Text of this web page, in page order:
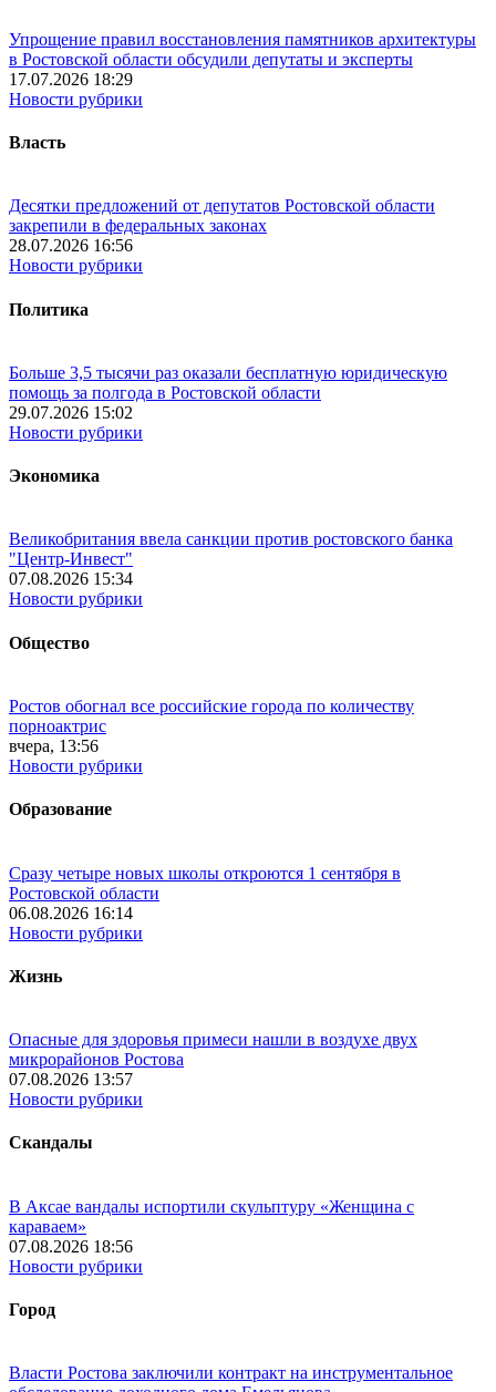
Упрощение правил восстановления памятников архитектуры
в Ростовской области обсудили депутаты и эксперты
17.07.2026 18:29
Новости рубрики
Власть
Десятки предложений от депутатов Ростовской области
закрепили в федеральных законах
28.07.2026 16:56
Новости рубрики
Политика
Больше 3,5 тысячи раз оказали бесплатную юридическую
помощь за полгода в Ростовской области
29.07.2026 15:02
Новости рубрики
Экономика
Великобритания ввела санкции против ростовского банка
"Центр-Инвест"
07.08.2026 15:34
Новости рубрики
Общество
Ростов обогнал все российские города по количеству
порноактрис
вчера, 13:56
Новости рубрики
Образование
Сразу четыре новых школы откроются 1 сентября в
Ростовской области
06.08.2026 16:14
Новости рубрики
Жизнь
Опасные для здоровья примеси нашли в воздухе двух
микрорайонов Ростова
07.08.2026 13:57
Новости рубрики
Скандалы
В Аксае вандалы испортили скульптуру «Женщина с
караваем»
07.08.2026 18:56
Новости рубрики
Город
Власти Ростова заключили контракт на инструментальное